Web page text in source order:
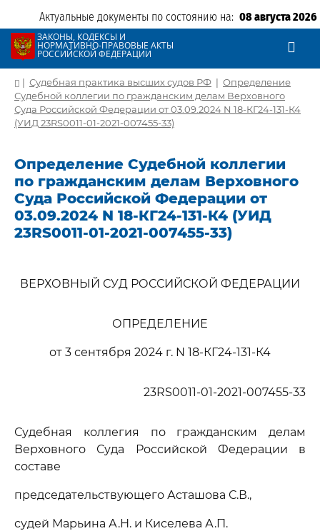
Актуальные документы по состоянию на: 08 августа 2026
ЗАКОНЫ, КОДЕКСЫ И
НОРМАТИВНО-ПРАВОВЫЕ АКТЫ
РОССИЙСКОЙ ФЕДЕРАЦИИ
| Судебная практика высших судов РФ | Определение
Судебной коллегии по гражданским делам Верховного
Суда Российской Федерации от 03.09.2024 N 18-КГ24-131-К4
(УИД 23RS0011-01-2021-007455-33)
Определение Судебной коллегии
по гражданским делам Верховного
Суда Российской Федерации от
03.09.2024 N 18-КГ24-131-К4 (УИД
23RS0011-01-2021-007455-33)
ВЕРХОВНЫЙ СУД РОССИЙСКОЙ ФЕДЕРАЦИИ
ОПРЕДЕЛЕНИЕ
от 3 сентября 2024 г. N 18-КГ24-131-К4
23RS0011-01-2021-007455-33
Судебная коллегия по гражданским делам
Верховного Суда Российской Федерации в
составе
председательствующего Асташова С.В.,
судей Марьина А.Н. и Киселева А.П.